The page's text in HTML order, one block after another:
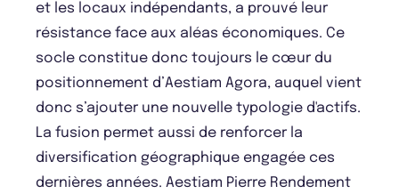
et les locaux indépendants, a prouvé leur
résistance face aux aléas économiques. Ce
socle constitue donc toujours le cœur du
positionnement d’Aestiam Agora, auquel vient
donc s’ajouter une nouvelle typologie d'actifs.
La fusion permet aussi de renforcer la
diversification géographique engagée ces
dernières années. Aestiam Pierre Rendement